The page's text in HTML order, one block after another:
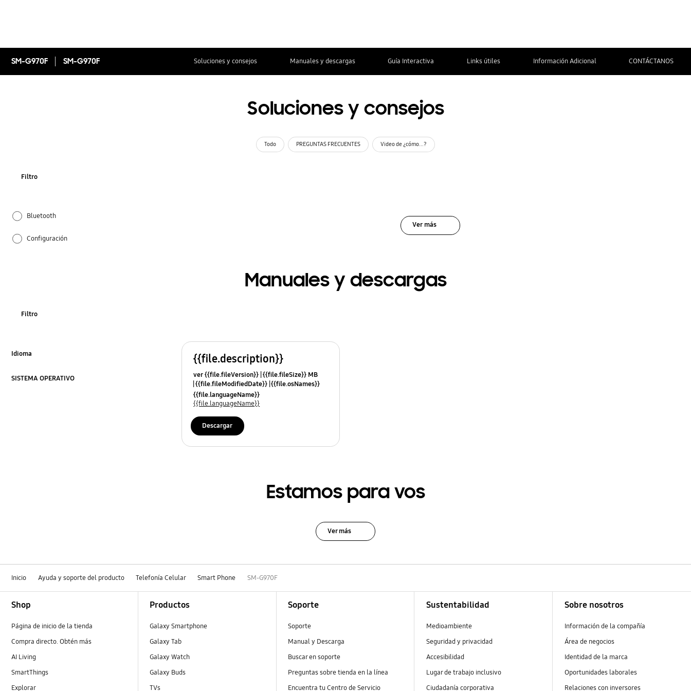
SM-G970F SM-G970F Soluciones y consejos Manuales y descargas Guía Interactiva Links útiles Información Adicional CONTÁCTANOS
Soluciones y consejos
Todo PREGUNTAS FRECUENTES Video de ¿cómo...?
Filtro
Bluetooth
Configuración
Ver más
Manuales y descargas
Filtro
Idioma
SISTEMA OPERATIVO
{{file.description}}
ver {{file.fileVersion}} {{file.fileSize}} MB
{{file.fileModifiedDate}} {{file.osNames}}
{{file.languageName}}
{{file.languageName}}
Descargar
Estamos para vos
Ver más
Inicio Ayuda y soporte del producto Telefonía Celular Smart Phone SM-G970F
Shop
Página de inicio de la tienda
Compra directo. Obtén más
AI Living
SmartThings
Explorar
Productos
Galaxy Smartphone
Galaxy Tab
Galaxy Watch
Galaxy Buds
TVs
Soporte
Soporte
Manual y Descarga
Buscar en soporte
Preguntas sobre tienda en la línea
Encuentra tu Centro de Servicio
Sustentabilidad
Medioambiente
Seguridad y privacidad
Accesibilidad
Lugar de trabajo inclusivo
Ciudadanía corporativa
Sobre nosotros
Información de la compañía
Área de negocios
Identidad de la marca
Oportunidades laborales
Relaciones con inversores